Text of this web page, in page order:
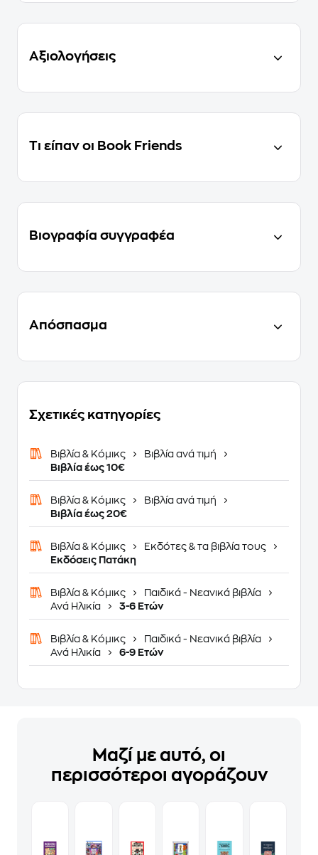
Αξιολογήσεις
Τι είπαν οι Book Friends
Βιογραφία συγγραφέα
Απόσπασμα
Σχετικές κατηγορίες
Βιβλία & Κόμικς
Βιβλία ανά τιμή
Βιβλία έως 10€
Βιβλία & Κόμικς
Βιβλία ανά τιμή
Βιβλία έως 20€
Βιβλία & Κόμικς
Εκδότες & τα βιβλία τους
Εκδόσεις Πατάκη
Βιβλία & Κόμικς
Παιδικά - Νεανικά βιβλία
Ανά Ηλικία
3-6 Ετών
Βιβλία & Κόμικς
Παιδικά - Νεανικά βιβλία
Ανά Ηλικία
6-9 Ετών
Μαζί με αυτό, οι
περισσότεροι αγοράζουν